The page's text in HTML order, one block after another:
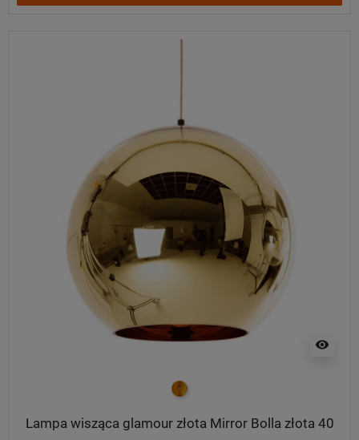
visibility
złoty
Lampa wisząca glamour złota Mirror Bolla złota 40